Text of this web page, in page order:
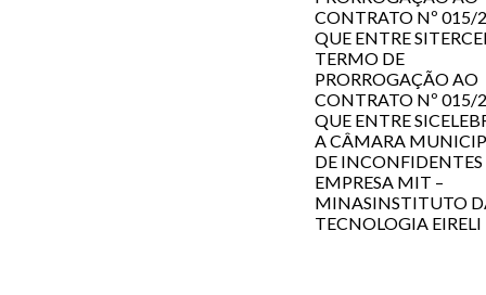
CONTRATO Nº 015/
QUE ENTRE
TERMO DE
PRORROGAÇÃO AO
CONTRATO Nº 015/
QUE ENTRE
A CÂMARA
DE INCONFIDENTES
EMPRESA MIT –
MINASINSTITUTO
TECNOLOGIA EIRELI